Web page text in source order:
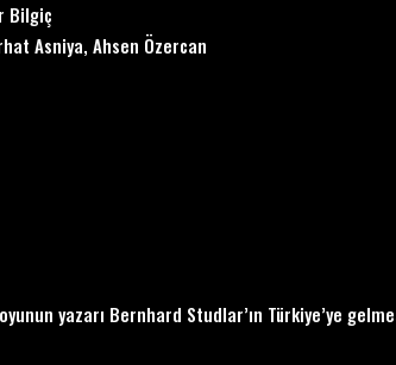
Bilgiç
Asniya, Ahsen Özercan
yazarı Bernhard Studlar’ın Türkiye’ye